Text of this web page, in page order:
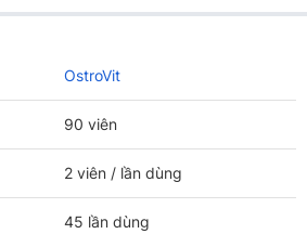
OstroVit
90 viên
2 viên / lần dùng
45 lần dùng